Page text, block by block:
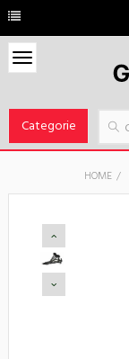
Categorie
HOME